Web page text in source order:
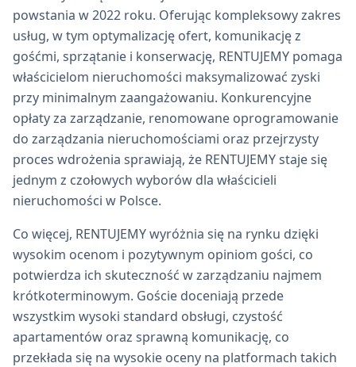
powstania w 2022 roku. Oferując kompleksowy zakres
usług, w tym optymalizację ofert, komunikację z
gośćmi, sprzątanie i konserwację, RENTUJEMY pomaga
właścicielom nieruchomości maksymalizować zyski
przy minimalnym zaangażowaniu. Konkurencyjne
opłaty za zarządzanie, renomowane oprogramowanie
do zarządzania nieruchomościami oraz przejrzysty
proces wdrożenia sprawiają, że RENTUJEMY staje się
jednym z czołowych wyborów dla właścicieli
nieruchomości w Polsce.
Co więcej, RENTUJEMY wyróżnia się na rynku dzięki
wysokim ocenom i pozytywnym opiniom gości, co
potwierdza ich skuteczność w zarządzaniu najmem
krótkoterminowym. Goście doceniają przede
wszystkim wysoki standard obsługi, czystość
apartamentów oraz sprawną komunikację, co
przekłada się na wysokie oceny na platformach takich